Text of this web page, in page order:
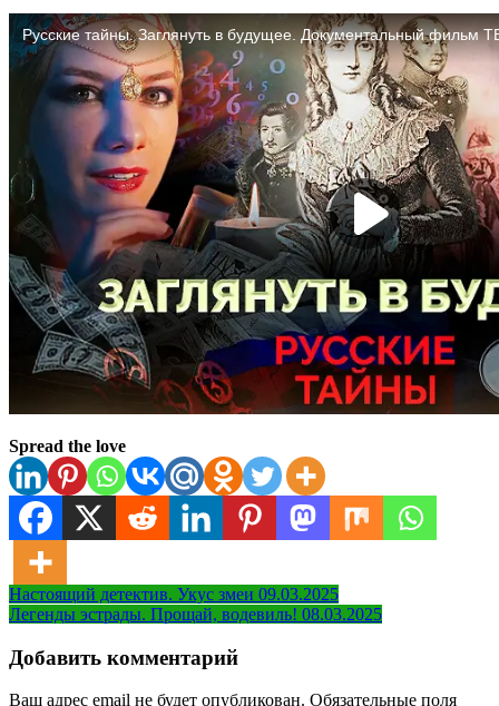
Spread the love
Навигация
по
записям
Настоящий детектив. Укус змеи 09.03.2025
Легенды эстрады. Прощай, водевиль! 08.03.2025
Добавить комментарий
Ваш адрес email не будет опубликован. Обязательные поля